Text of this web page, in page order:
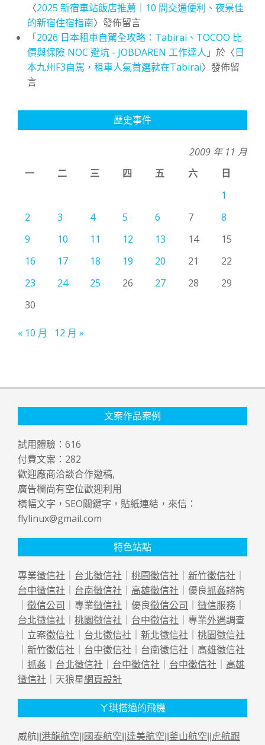
〈2025 新宿車站飯店推薦｜10 間交通便利、夜景佳
的新宿住宿指南〉發佈留言
「2026 日本租車自駕全攻略：Tabirai、TOCOO 比
價與保險 NOC 避坑 - JOBDAREN 工作達人 」於〈日
本九州F3自駕，租車人氣首選就在Tabirai〉發佈留
言
歷史事件
2009 年 11 月
一
二 三 四 五 六
日
1
2
3 4 5 6 7
8
9
10 11 12 13 14
15
16
17 18 19 20 21
22
23
24 25 26 27 28
29
30
« 10 月 12 月 »
文案作品案例
試用體驗： 616
付費文案： 282
歡迎廠商洽談合作邀稿,
廣告欄尚有空位歡迎利用
橫幅文字，SEO關鍵字，貼紙連結，來信：
flylinux@gmail.com
特色站點
專業徵信社 台北徵信社 桃園徵信社 新竹徵信社
台中徵信社
台南徵信社 高雄徵信社 ｜優良抓姦諮詢
徵信公司 ｜專業徵信社 ｜優良徵信公司 徵信服務｜
台北徵信社
桃園徵信社 台中徵信社 ｜專業外遇調查
｜立案徵信社 台北徵信社 新北徵信社
桃園徵信社
新竹徵信社 台中徵信社 台南徵信社
高雄徵信社
抓姦 台北徵信社 台中徵信社 台中徵信社
高雄
徵信社 ｜天狼星網頁設計
ㄚ琪搭過的飛機
威航|| 港龍航空 國泰航空 達美航空 釜山航空 虎航跟